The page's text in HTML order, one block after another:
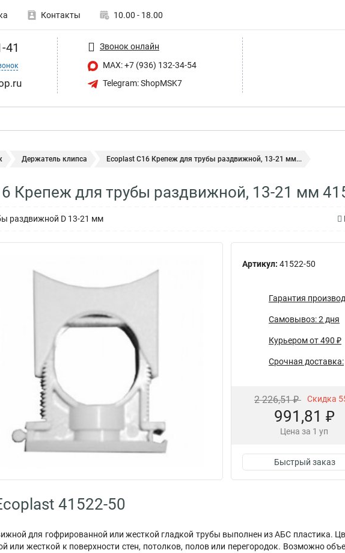
Контакты 10.00 - 18.00
41
Звонок онлайн
MAX: +7 (936) 132-34-54
Telegram: ShopMSK7
Держатель клипса Ecoplast С16 Крепеж для трубы раздвижной, 13-21 мм...
Крепеж для трубы раздвижной, 13-21 мм
раздвижной D 13-21 мм
Артикул: 41522-50
Гарантия
Самовывоз: 2 дня
Курьером от 490 ₽
Срочная доставка:
2 226,51 ₽ Скидка
991,81 ₽
Цена за 1 уп
Быстрый заказ
41522-50
для гофрированной или жесткой гладкой трубы выполнен из АБС пластика.
или жесткой к поверхности стен, потолков, полов или перегородок. Возможно